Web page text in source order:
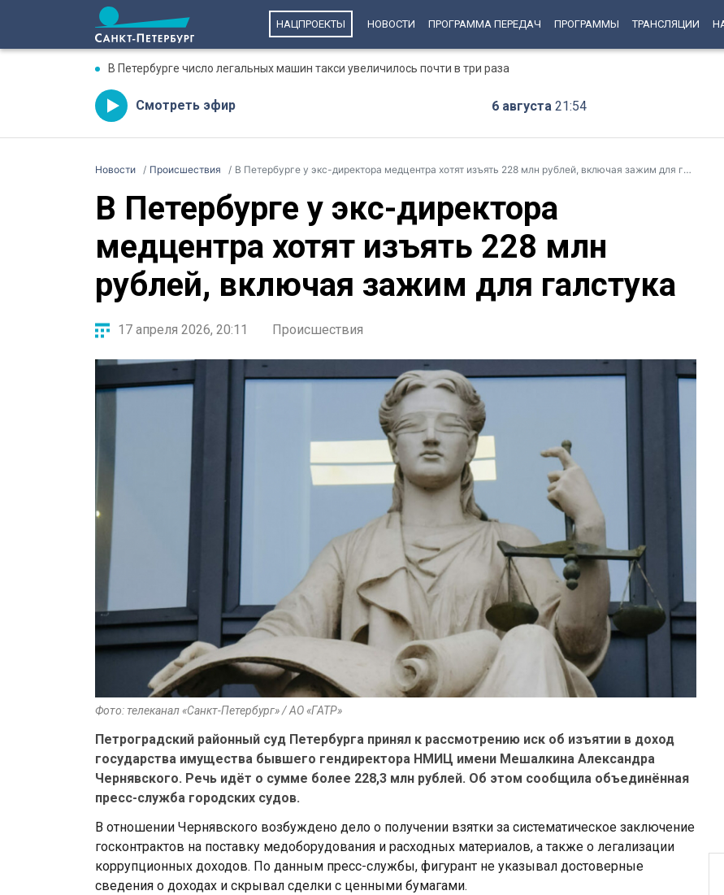
НАЦПРОЕКТЫ НОВОСТИ ПРОГРАММА ПЕРЕДАЧ ПРОГРАММЫ ТРАНСЛЯЦИИ
В Петербурге число легальных машин такси увеличилось почти в три раза
Смотреть эфир 6 августа 21:54
Новости Происшествия В Петербурге у экс-директора медцентра хотят изъять 228 млн рублей, включая зажим для галстука
В Петербурге у экс-директора
медцентра хотят изъять 228 млн
рублей, включая зажим для галстука
17 апреля 2026, 20:11 Происшествия
Фото: телеканал «Санкт-Петербург» / АО «ГАТР»
Петроградский районный суд Петербурга принял к рассмотрению иск об изъятии в доход
государства имущества бывшего гендиректора НМИЦ имени Мешалкина Александра
Чернявского. Речь идёт о сумме более 228,3 млн рублей. Об этом сообщила объединённая
пресс-служба городских судов.
В отношении Чернявского возбуждено дело о получении взятки за систематическое заключение
госконтрактов на поставку медоборудования и расходных материалов, а также о легализации
коррупционных доходов. По данным пресс-службы, фигурант не указывал достоверные
сведения о доходах и скрывал сделки с ценными бумагами.